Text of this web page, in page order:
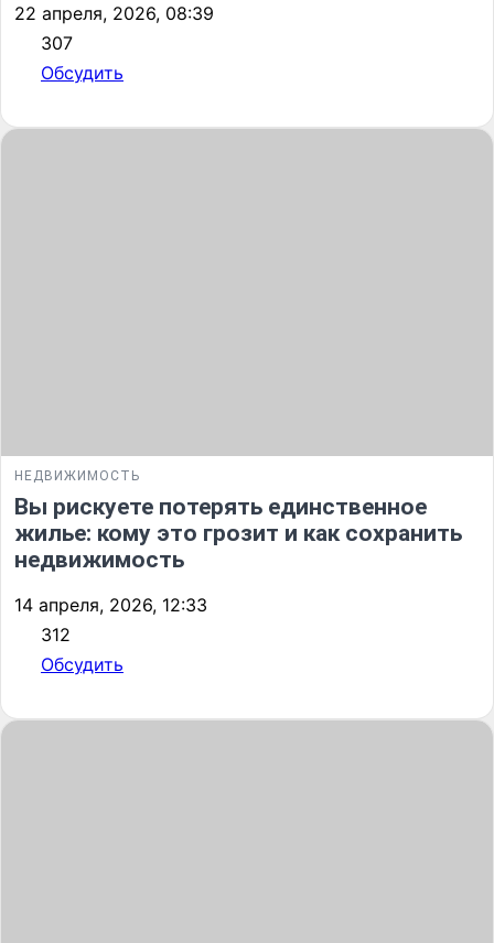
22 апреля, 2026, 08:39
307
Обсудить
НЕДВИЖИМОСТЬ
Вы рискуете потерять единственное
жилье: кому это грозит и как сохранить
недвижимость
14 апреля, 2026, 12:33
312
Обсудить